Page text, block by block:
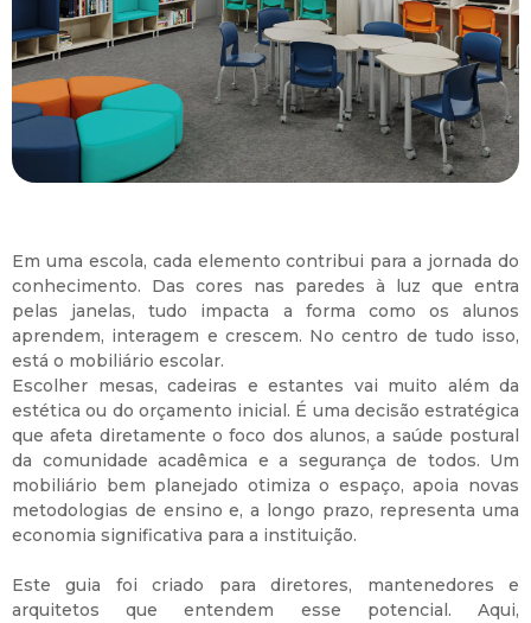
Em uma escola, cada elemento contribui para a jornada do
conhecimento. Das cores nas paredes à luz que entra
pelas janelas, tudo impacta a forma como os alunos
aprendem, interagem e crescem. No centro de tudo isso,
está o mobiliário escolar.
Escolher mesas, cadeiras e estantes vai muito além da
estética ou do orçamento inicial. É uma decisão estratégica
que afeta diretamente o foco dos alunos, a saúde postural
da comunidade acadêmica e a segurança de todos. Um
mobiliário bem planejado otimiza o espaço, apoia novas
metodologias de ensino e, a longo prazo, representa uma
economia significativa para a instituição.
Este guia foi criado para diretores, mantenedores e
arquitetos que entendem esse potencial. Aqui,